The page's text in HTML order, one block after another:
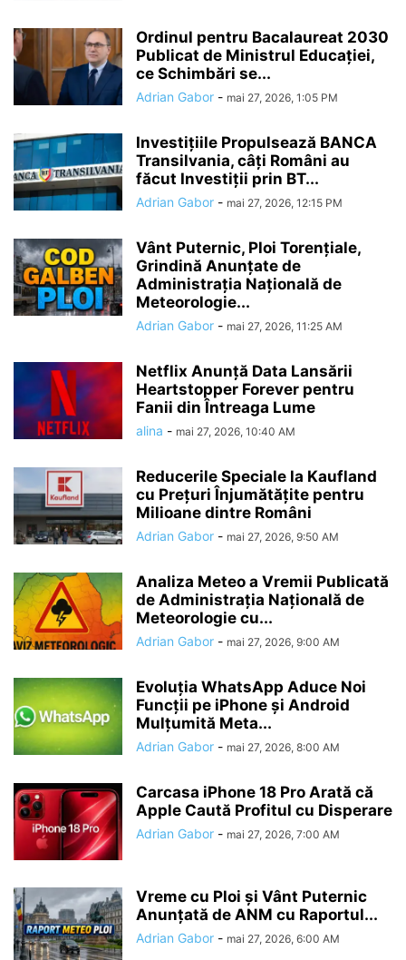
Ordinul pentru Bacalaureat 2030
Publicat de Ministrul Educației,
ce Schimbări se...
Adrian Gabor - mai 27, 2026, 1:05 PM
Investițiile Propulsează BANCA
Transilvania, câți Români au
făcut Investiții prin BT...
Adrian Gabor - mai 27, 2026, 12:15 PM
Vânt Puternic, Ploi Torențiale,
Grindină Anunțate de
Administrația Națională de
Meteorologie...
Adrian Gabor - mai 27, 2026, 11:25 AM
Netflix Anunță Data Lansării
Heartstopper Forever pentru
Fanii din Întreaga Lume
alina - mai 27, 2026, 10:40 AM
Reducerile Speciale la Kaufland
cu Prețuri Înjumătățite pentru
Milioane dintre Români
Adrian Gabor - mai 27, 2026, 9:50 AM
Analiza Meteo a Vremii Publicată
de Administrația Națională de
Meteorologie cu...
Adrian Gabor - mai 27, 2026, 9:00 AM
Evoluția WhatsApp Aduce Noi
Funcții pe iPhone și Android
Mulțumită Meta...
Adrian Gabor - mai 27, 2026, 8:00 AM
Carcasa iPhone 18 Pro Arată că
Apple Caută Profitul cu Disperare
Adrian Gabor - mai 27, 2026, 7:00 AM
Vreme cu Ploi și Vânt Puternic
Anunțată de ANM cu Raportul...
Adrian Gabor - mai 27, 2026, 6:00 AM